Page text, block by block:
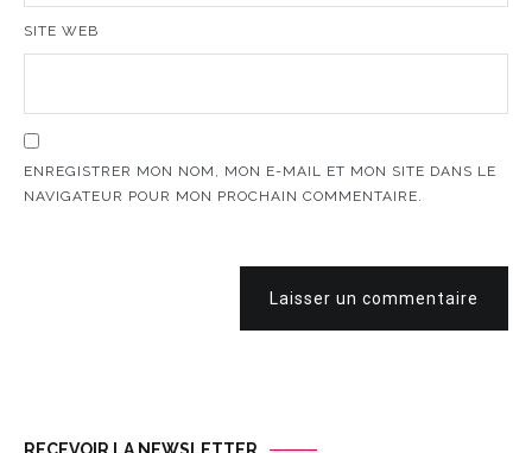
SITE WEB
ENREGISTRER MON NOM, MON E-MAIL ET MON SITE DANS LE
NAVIGATEUR POUR MON PROCHAIN COMMENTAIRE.
Laisser un commentaire